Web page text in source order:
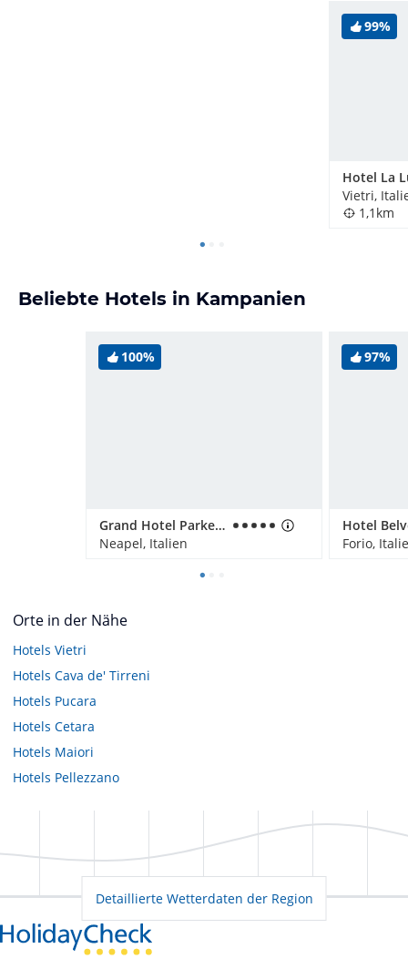
99%
Hotel La
Vietri,
1,1km
Beliebte Hotels in Kampanien
100%
Grand Hotel Parker's
Neapel, Italien
97%
Hotel
Forio,
Orte in der Nähe
Hotels Vietri
Hotels Cava de' Tirreni
Hotels Pucara
Hotels Cetara
Hotels Maiori
Hotels Pellezzano
Detaillierte Wetterdaten der Region